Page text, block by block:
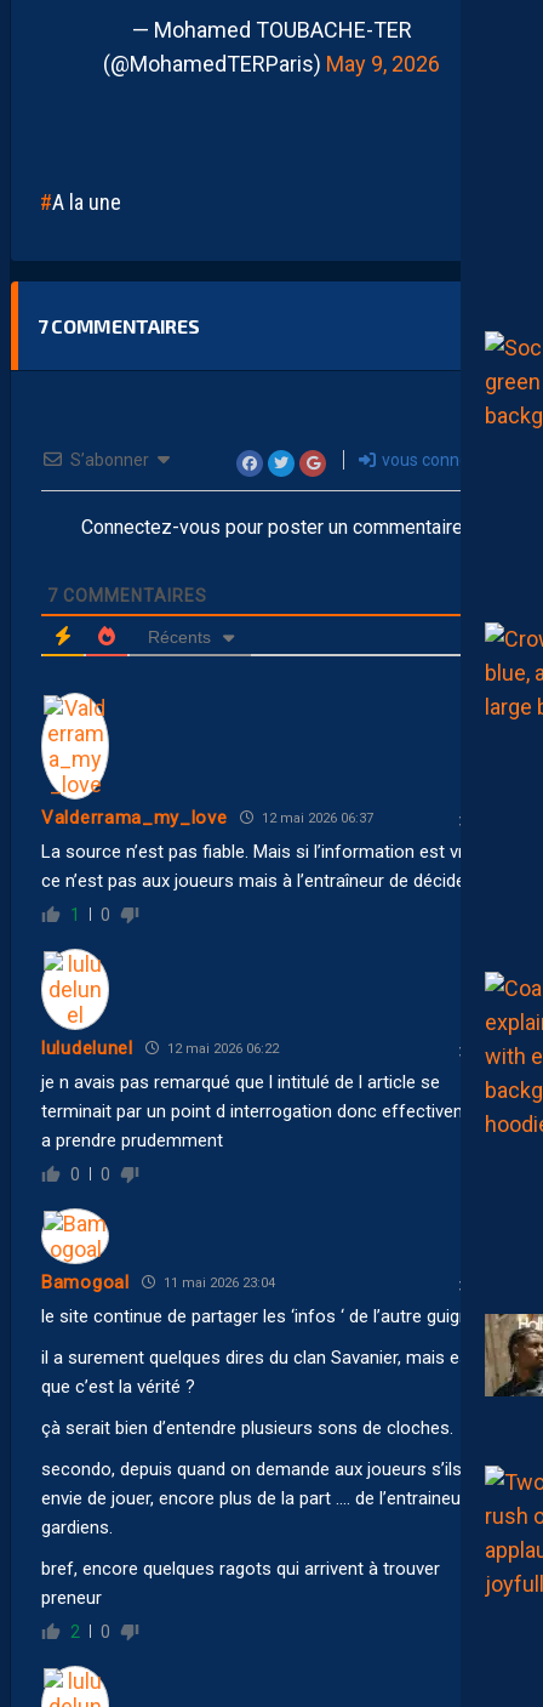
— Mohamed TOUBACHE-TER
(@MohamedTERParis) May 9, 2026
A la une
7COMMENTAIRES
S’abonner vous connecter
Connectez-vous pour poster un commentaire
7 COMMENTAIRES
Récents
Valderrama_my_love 12 mai 2026 06:37
La source n’est pas fiable. Mais si l’information est vraie,
ce n’est pas aux joueurs mais à l’entraîneur de décider.
1 0
luludelunel 12 mai 2026 06:22
je n avais pas remarqué que l intitulé de l article se
terminait par un point d interrogation donc effectivement
a prendre prudemment
0 0
Bamogoal 11 mai 2026 23:04
le site continue de partager les ‘infos ‘ de l’autre guignol.
il a surement quelques dires du clan Savanier, mais est ce
que c’est la vérité ?
çà serait bien d’entendre plusieurs sons de cloches.
secondo, depuis quand on demande aux joueurs s’ils ont
envie de jouer, encore plus de la part …. de l’entraineur des
gardiens.
bref, encore quelques ragots qui arrivent à trouver
preneur
2 0